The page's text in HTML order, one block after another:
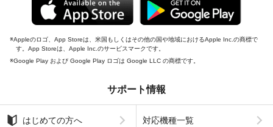
Appleのロゴ、App Storeは、米国もしくはその他の国や地域におけるApple Inc.の商標で
す。App Storeは、Apple Inc.のサービスマークです。
Google Play および Google Play ロゴは Google LLC の商標です。
サポート情報
はじめての方へ 対応機種一覧